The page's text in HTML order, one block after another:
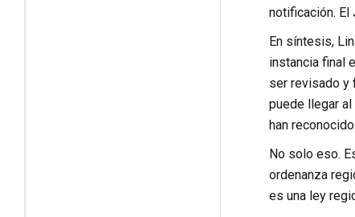
notificación. El
En síntesis,
instancia final
ser revisado y
puede llegar
han
No solo eso.
ordenanza
es una ley